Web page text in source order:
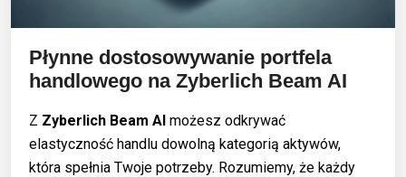
Płynne dostosowywanie portfela
handlowego na Zyberlich Beam AI
Z Zyberlich Beam AI możesz odkrywać
elastyczność handlu dowolną kategorią aktywów,
która spełnia Twoje potrzeby. Rozumiemy, że każdy